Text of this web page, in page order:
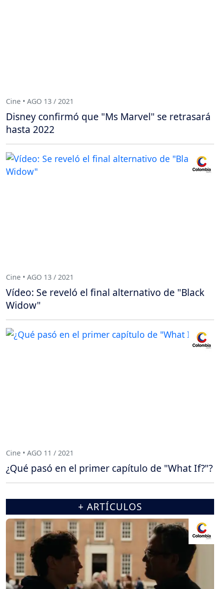
Cine • AGO 13 / 2021
Disney confirmó que "Ms Marvel" se retrasará
hasta 2022
Cine • AGO 13 / 2021
Vídeo: Se reveló el final alternativo de "Black
Widow"
Cine • AGO 11 / 2021
¿Qué pasó en el primer capítulo de "What If?"?
+ ARTÍCULOS